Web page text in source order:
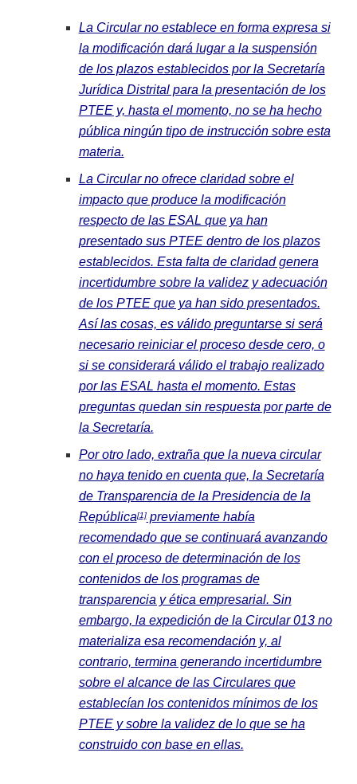
La Circular no establece en forma expresa si
la modificación dará lugar a la suspensión
de los plazos establecidos por la Secretaría
Jurídica Distrital para la presentación de los
PTEE y, hasta el momento, no se ha hecho
pública ningún tipo de instrucción sobre esta
materia.
La Circular no ofrece claridad sobre el
impacto que produce la modificación
respecto de las ESAL que ya han
presentado sus PTEE dentro de los plazos
establecidos. Esta falta de claridad genera
incertidumbre sobre la validez y adecuación
de los PTEE que ya han sido presentados.
Así las cosas, es válido preguntarse si será
necesario reiniciar el proceso desde cero, o
si se considerará válido el trabajo realizado
por las ESAL hasta el momento. Estas
preguntas quedan sin respuesta por parte de
la Secretaría.
Por otro lado, extraña que la nueva circular
no haya tenido en cuenta que, la Secretaría
de Transparencia de la Presidencia de la
República[1]previamente había
recomendado que se continuará avanzando
con el proceso de determinación de los
contenidos de los programas de
transparencia y ética empresarial. Sin
embargo, la expedición de la Circular 013 no
materializa esa recomendación y, al
contrario, termina generando incertidumbre
sobre el alcance de las Circulares que
establecían los contenidos mínimos de los
PTEE y sobre la validez de lo que se ha
construido con base en ellas.